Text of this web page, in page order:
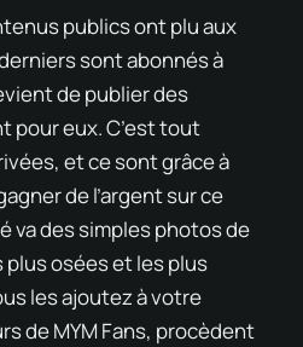
publics ont plu aux
sont abonnés à
de publier des
pour eux. C’est tout
et ce sont grâce à
de l’argent sur ce
va des simples photos de
plus osées et les plus
les ajoutez à votre
de MYM Fans, procèdent